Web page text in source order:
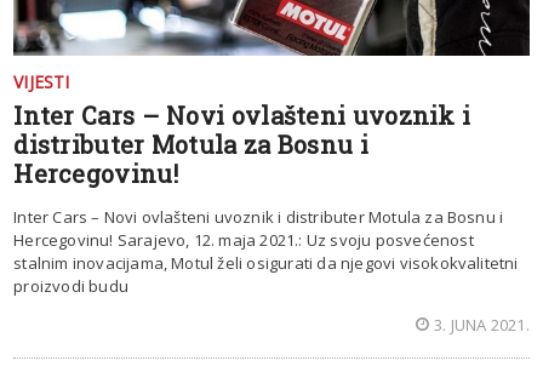
VIJESTI
Inter Cars – Novi ovlašteni uvoznik i
distributer Motula za Bosnu i
Hercegovinu!
Inter Cars – Novi ovlašteni uvoznik i distributer Motula za Bosnu i
Hercegovinu! Sarajevo, 12. maja 2021.: Uz svoju posvećenost
stalnim inovacijama, Motul želi osigurati da njegovi visokokvalitetni
proizvodi budu
3. JUNA 2021.